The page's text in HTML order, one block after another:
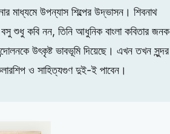
মাধ্যমে উপন্যাস শিল্পের উদ্ভাসন। শিবনাথ
বসু শুধু কবি নন, তিনি আধুনিক বাংলা কবিতার জনক
উৎকৃষ্ট ভাবভূমি দিয়েছে। এখন তখন সুন্দর
ও সাহিত্যগুণ দুই-ই পাবেন।